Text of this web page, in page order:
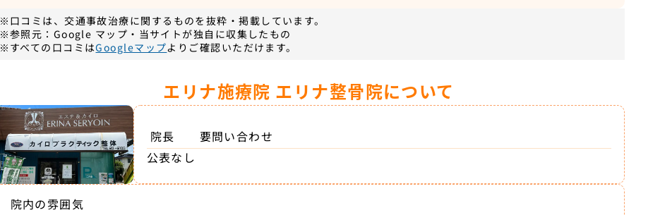
※口コミは、交通事故治療に関するものを抜粋・掲載しています。
※参照元：Google マップ・当サイトが独自に収集したもの
※すべての口コミはGoogleマップよりご確認いただけます。
エリナ施療院 エリナ整骨院について
院長
要問い合わせ
公表なし
院内の雰囲気